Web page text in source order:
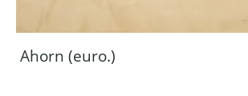
Ahorn (euro.)